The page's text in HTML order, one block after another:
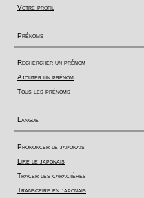
Votre profil
Prénoms
Rechercher un prénom
Ajouter un prénom
Tous les prénoms
Langue
Prononcer le japonais
Lire le japonais
Tracer les caractères
Transcrire en japonais